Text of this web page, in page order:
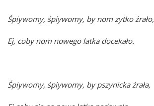
Śpiywomy, śpiywomy, by nom zytko źrało,
Ej, coby nom nowego latka docekało.
Śpiywomy, śpiywomy, by pszynicka źrała,